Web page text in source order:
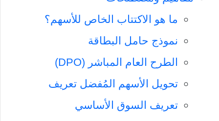
ما هو الاكتتاب الخاص للأسهم؟
نموذج حامل البطاقة
الطرح العام المباشر (DPO)
تحويل الأسهم المُفضل تعريف
تعريف السوق الأساسي